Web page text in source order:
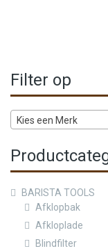
Filter op
Kies een Merk
BARISTA TOOLS
Afklopbak
Afkloplade
Blindfilter